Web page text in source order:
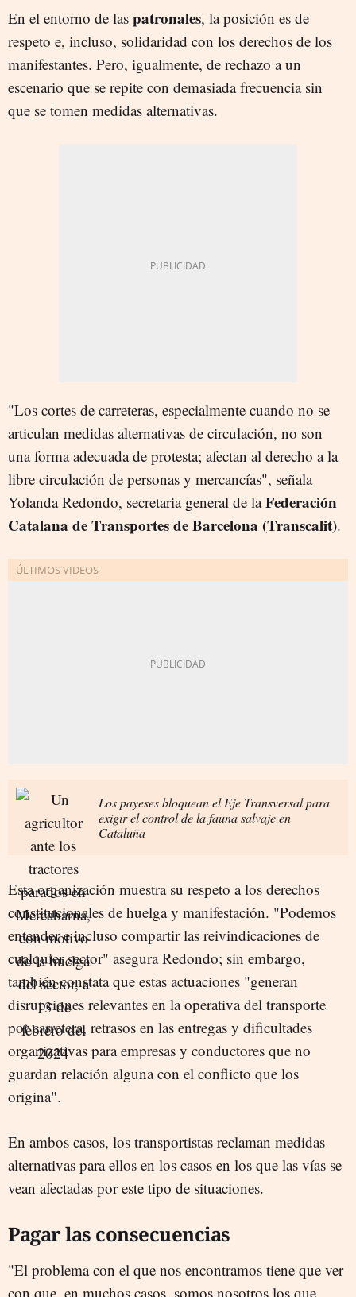
En el entorno de las patronales, la posición es de
respeto e, incluso, solidaridad con los derechos de los
manifestantes. Pero, igualmente, de rechazo a un
escenario que se repite con demasiada frecuencia sin
que se tomen medidas alternativas.
"Los cortes de carreteras, especialmente cuando no se
articulan medidas alternativas de circulación, no son
una forma adecuada de protesta; afectan al derecho a la
libre circulación de personas y mercancías", señala
Yolanda Redondo, secretaria general de laFederación
Catalana de Transportes de Barcelona (Transcalit).
Los payeses bloquean el Eje Transversal para
exigir el control de la fauna salvaje en
Cataluña
Esta organización muestra su respeto a los derechos
constitucionales de huelga y manifestación. "Podemos
entender e incluso compartir las reivindicaciones de
cualquier sector" asegura Redondo; sin embargo,
también constata que estas actuaciones "generan
disrupciones relevantes en la operativa del transporte
por carretera, retrasos en las entregas y dificultades
organizativas para empresas y conductores que no
guardan relación alguna con el conflicto que los
origina".
En ambos casos, los transportistas reclaman medidas
alternativas para ellos en los casos en los que las vías se
vean afectadas por este tipo de situaciones.
Pagar las consecuencias
"El problema con el que nos encontramos tiene que ver
con que, en muchos casos, somos nosotros los que